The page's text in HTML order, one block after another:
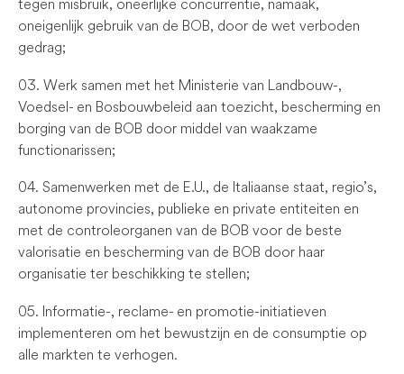
tegen misbruik, oneerlijke concurrentie, namaak,
oneigenlijk gebruik van de BOB, door de wet verboden
gedrag;
03. Werk samen met het Ministerie van Landbouw-,
Voedsel- en Bosbouwbeleid aan toezicht, bescherming en
borging van de BOB door middel van waakzame
functionarissen;
04. Samenwerken met de E.U., de Italiaanse staat, regio’s,
autonome provincies, publieke en private entiteiten en
met de controleorganen van de BOB voor de beste
valorisatie en bescherming van de BOB door haar
organisatie ter beschikking te stellen;
05. Informatie-, reclame- en promotie-initiatieven
implementeren om het bewustzijn en de consumptie op
alle markten te verhogen.